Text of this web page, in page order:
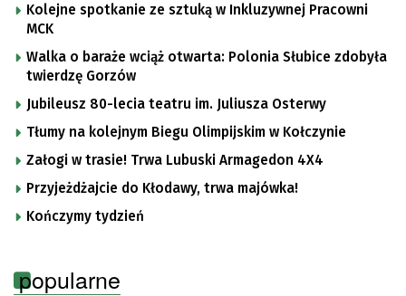
Kolejne spotkanie ze sztuką w Inkluzywnej Pracowni
MCK
Walka o baraże wciąż otwarta: Polonia Słubice zdobyła
twierdzę Gorzów
Jubileusz 80-lecia teatru im. Juliusza Osterwy
Tłumy na kolejnym Biegu Olimpijskim w Kołczynie
Załogi w trasie! Trwa Lubuski Armagedon 4X4
Przyjeżdżajcie do Kłodawy, trwa majówka!
Kończymy tydzień
popularne